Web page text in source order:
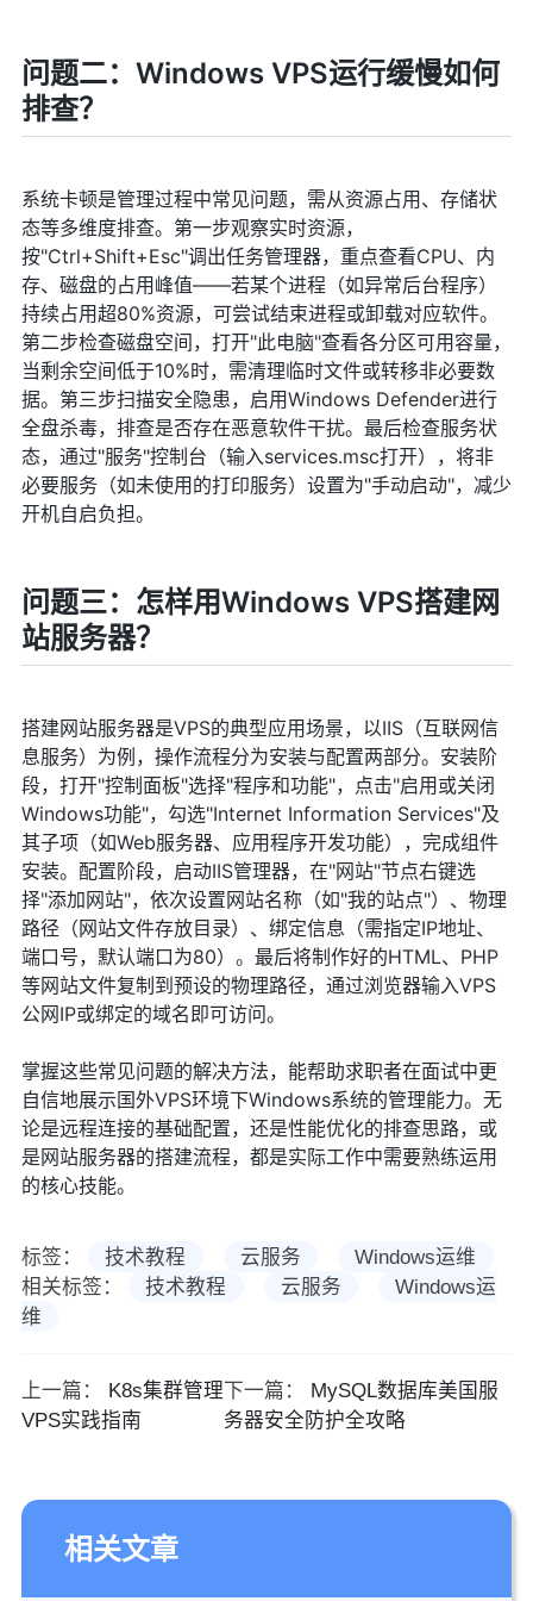
问题二：Windows VPS运行缓慢如何
排查？
系统卡顿是管理过程中常见问题，需从资源占用、存储状
态等多维度排查。第一步观察实时资源，
按"Ctrl+Shift+Esc"调出任务管理器，重点查看CPU、内
存、磁盘的占用峰值——若某个进程（如异常后台程序）
持续占用超80%资源，可尝试结束进程或卸载对应软件。
第二步检查磁盘空间，打开"此电脑"查看各分区可用容量，
当剩余空间低于10%时，需清理临时文件或转移非必要数
据。第三步扫描安全隐患，启用Windows Defender进行
全盘杀毒，排查是否存在恶意软件干扰。最后检查服务状
态，通过"服务"控制台（输入services.msc打开），将非
必要服务（如未使用的打印服务）设置为"手动启动"，减少
开机自启负担。
问题三：怎样用Windows VPS搭建网
站服务器？
搭建网站服务器是VPS的典型应用场景，以IIS（互联网信
息服务）为例，操作流程分为安装与配置两部分。安装阶
段，打开"控制面板"选择"程序和功能"，点击"启用或关闭
Windows功能"，勾选"Internet Information Services"及
其子项（如Web服务器、应用程序开发功能），完成组件
安装。配置阶段，启动IIS管理器，在"网站"节点右键选
择"添加网站"，依次设置网站名称（如"我的站点"）、物理
路径（网站文件存放目录）、绑定信息（需指定IP地址、
端口号，默认端口为80）。最后将制作好的HTML、PHP
等网站文件复制到预设的物理路径，通过浏览器输入VPS
公网IP或绑定的域名即可访问。
掌握这些常见问题的解决方法，能帮助求职者在面试中更
自信地展示国外VPS环境下Windows系统的管理能力。无
论是远程连接的基础配置，还是性能优化的排查思路，或
是网站服务器的搭建流程，都是实际工作中需要熟练运用
的核心技能。
标签： 技术教程 云服务
Windows运维
相关标签：
技术教程 云服务
Windows运
维
上一篇：
K8s集群管理
VPS实践指南
下一篇：
MySQL数据库美国服
务器安全防护全攻略
相关文章